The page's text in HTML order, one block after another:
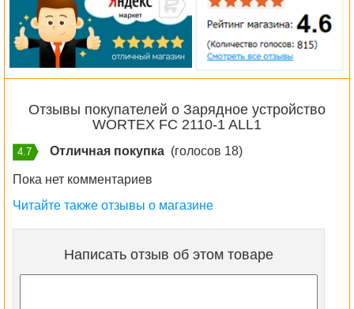
Отзывы покупателей о Зарядное устройство
WORTEX FC 2110-1 ALL1
4.7 Отличная покупка (голосов 18)
Пока нет комментариев
Читайте также отзывы о магазине
Написать отзыв об этом товаре